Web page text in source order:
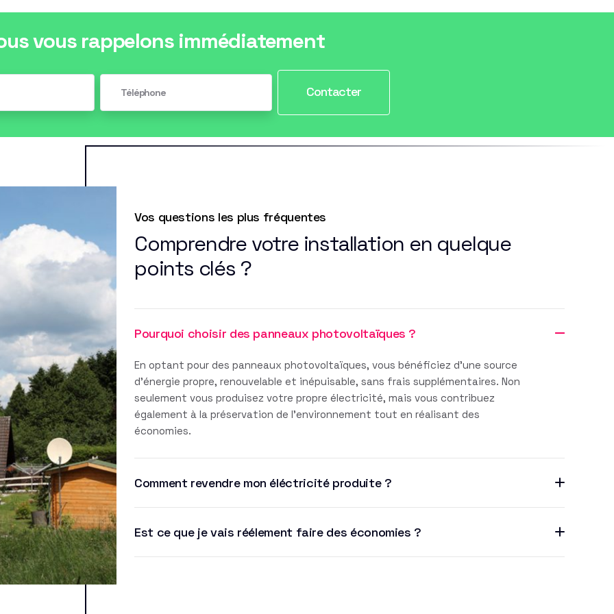
vous rappelons immédiatement
Contacter
Vos questions les plus fréquentes
Comprendre votre installation en quelque
points clés ?
Pourquoi choisir des panneaux photovoltaïques ?
En optant pour des panneaux photovoltaïques, vous bénéficiez d'une source
d'énergie propre, renouvelable et inépuisable, sans frais supplémentaires. Non
seulement vous produisez votre propre électricité, mais vous contribuez
également à la préservation de l'environnement tout en réalisant des
économies.
Comment revendre mon éléctricité produite ?
Est ce que je vais réélement faire des économies ?